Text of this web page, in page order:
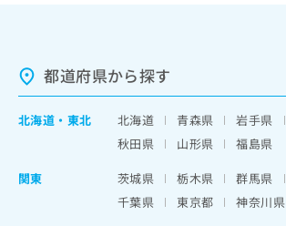
都道府県から探す
北海道 ・ 東北 北海道 青森県 岩手県
秋田県
山形県
福島県
関東
茨城県 栃木県 群馬県
千葉県
東京都 神奈川県